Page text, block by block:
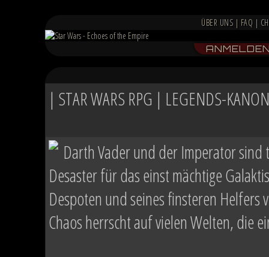
ÜBER UNS | FAQ |
| STAR WARS RPG | LEGENDS-
Darth Vader und der Imperator
Desaster für das einst mächtige
Despoten und seines finsteren
Chaos herrscht auf vielen Welten, die